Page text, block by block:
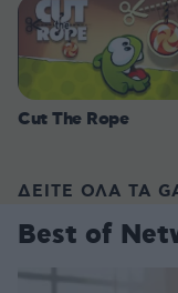
Cut The Rope
ΔΕΙΤΕ ΟΛΑ ΤΑ
Best of